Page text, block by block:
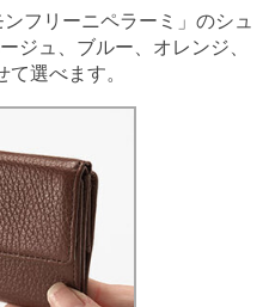
フリーニペラーミ」のシュ
ジュ、ブルー、オレンジ、
選べます。